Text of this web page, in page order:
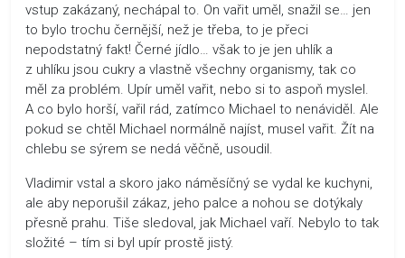
vstup zakázaný, nechápal to. On vařit uměl, snažil se… jen
to bylo trochu černější, než je třeba, to je přeci
nepodstatný fakt! Černé jídlo… však to je jen uhlík a
z uhlíku jsou cukry a vlastně všechny organismy, tak co
měl za problém. Upír uměl vařit, nebo si to aspoň myslel.
A co bylo horší, vařil rád, zatímco Michael to nenáviděl. Ale
pokud se chtěl Michael normálně najíst, musel vařit. Žít na
chlebu se sýrem se nedá věčně, usoudil.
Vladimir vstal a skoro jako náměsíčný se vydal ke kuchyni,
ale aby neporušil zákaz, jeho palce a nohou se dotýkaly
přesně prahu. Tiše sledoval, jak Michael vaří. Nebylo to tak
složité – tím si byl upír prostě jistý.